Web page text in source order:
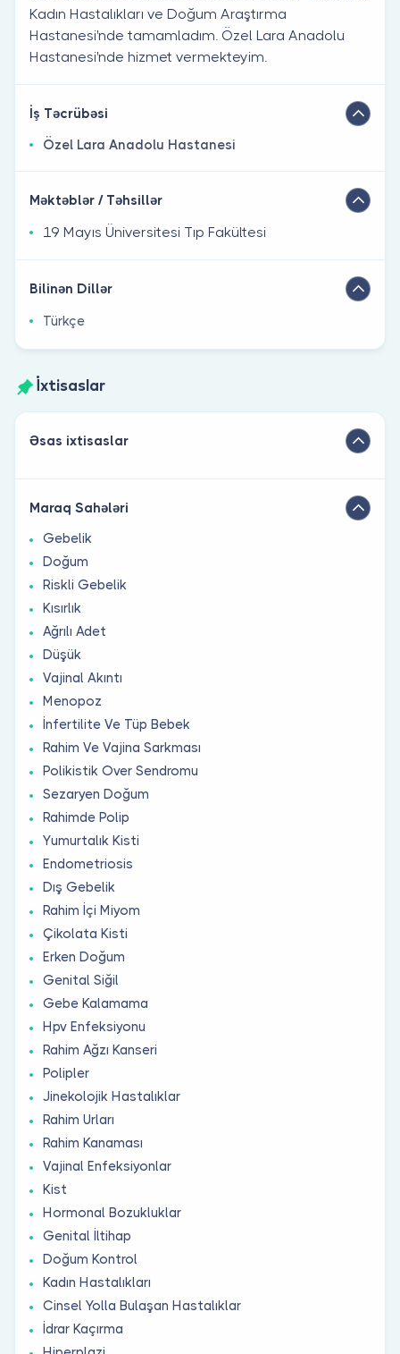
Kadın Hastalıkları ve Doğum Araştırma
Hastanesi'nde tamamladım. Özel Lara Anadolu
Hastanesi'nde hizmet vermekteyim.
İş Təcrübəsi
Özel Lara Anadolu Hastanesi
Məktəblər / Təhsillər
19 Mayıs Üniversitesi Tıp Fakültesi
Bilinən Dillər
Türkçe
İxtisaslar
Əsas ixtisaslar
Maraq Sahələri
Gebelik
Doğum
Riskli Gebelik
Kısırlık
Ağrılı Adet
Düşük
Vajinal Akıntı
Menopoz
İnfertilite Ve Tüp Bebek
Rahim Ve Vajina Sarkması
Polikistik Over Sendromu
Sezaryen Doğum
Rahimde Polip
Yumurtalık Kisti
Endometriosis
Dış Gebelik
Rahim İçi Miyom
Çikolata Kisti
Erken Doğum
Genital Siğil
Gebe Kalamama
Hpv Enfeksiyonu
Rahim Ağzı Kanseri
Polipler
Jinekolojik Hastalıklar
Rahim Urları
Rahim Kanaması
Vajinal Enfeksiyonlar
Kist
Hormonal Bozukluklar
Genital İltihap
Doğum Kontrol
Kadın Hastalıkları
Cinsel Yolla Bulaşan Hastalıklar
İdrar Kaçırma